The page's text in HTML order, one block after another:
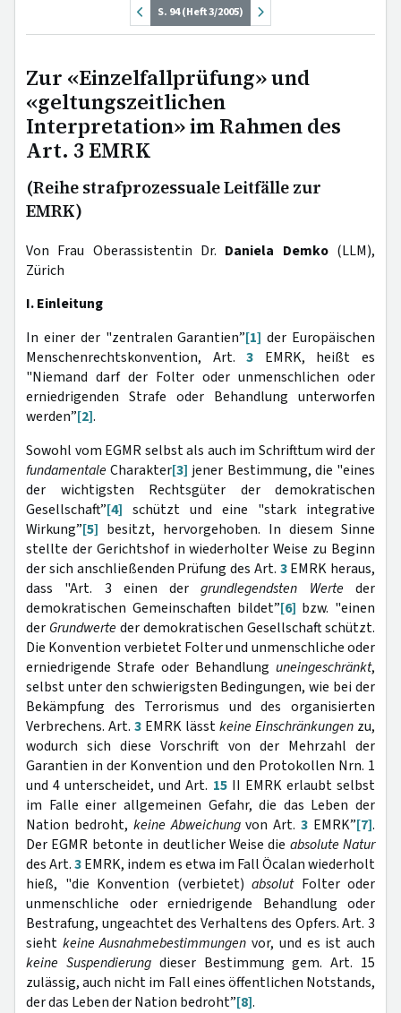
S. 94 (Heft 3/2005)
Zur «Einzelfallprüfung» und
«geltungszeitlichen
Interpretation» im Rahmen des
Art. 3 EMRK
(Reihe strafprozessuale Leitfälle zur
EMRK)
Von Frau Oberassistentin Dr. Daniela Demko(LLM),
Zürich
I. Einleitung
In einer der "zentralen Garantien”[1] der Europäischen
Menschenrechtskonvention, Art.3 EMRK, heißt es
"Niemand darf der Folter oder unmenschlichen oder
erniedrigenden Strafe oder Behandlung unterworfen
werden”[2].
Sowohl vom EGMR selbst als auch im Schrifttum wird der
fundamentale Charakter[3] jener Bestimmung, die "eines
der wichtigsten Rechtsgüter der demokratischen
Gesellschaft”[4] schützt und eine "stark integrative
Wirkung”[5] besitzt, hervorgehoben. In diesem Sinne
stellte der Gerichtshof in wiederholter Weise zu Beginn
der sich anschließenden Prüfung des Art. 3EMRK heraus,
dass "Art. 3 einen dergrundlegendsten Werte der
demokratischen Gemeinschaften bildet”[6] bzw. "einen
der Grundwerte der demokratischen Gesellschaft schützt.
Die Konvention verbietet Folter und unmenschliche oder
erniedrigende Strafe oder Behandlung uneingeschränkt,
selbst unter den schwierigsten Bedingungen, wie bei der
Bekämpfung des Terrorismus und des organisierten
Verbrechens. Art. 3 EMRK lässtkeine Einschränkungen zu,
wodurch sich diese Vorschrift von der Mehrzahl der
Garantien in der Konvention und den Protokollen Nrn. 1
und 4 unterscheidet, und Art. 15II EMRK erlaubt selbst
im Falle einer allgemeinen Gefahr, die das Leben der
Nation bedroht, keine Abweichungvon Art.3 EMRK”[7].
Der EGMR betonte in deutlicher Weise die absolute Natur
des Art.3EMRK, indem es etwa im Fall Öcalan wiederholt
hieß, "die Konvention (verbietet) absolut Folter oder
unmenschliche oder erniedrigende Behandlung oder
Bestrafung, ungeachtet des Verhaltens des Opfers. Art. 3
sieht keine Ausnahmebestimmungen vor, und es ist auch
keine Suspendierungdieser Bestimmung gem. Art. 15
zulässig, auch nicht im Fall eines öffentlichen Notstands,
der das Leben der Nation bedroht”[8].